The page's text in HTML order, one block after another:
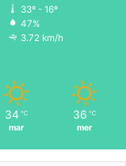
33º - 16º
47%
3.72 km/h
34 ℃
mar
36 ℃
mer